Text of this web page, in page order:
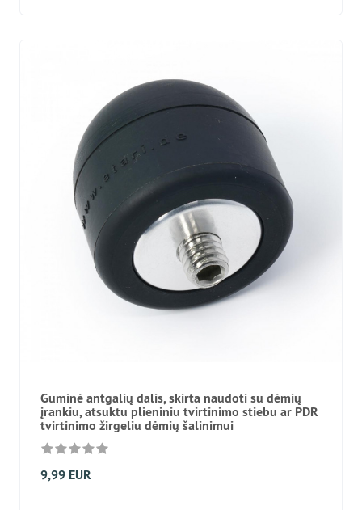
Guminė antgalių dalis, skirta naudoti su dėmių
įrankiu, atsuktu plieniniu tvirtinimo stiebu ar PDR
tvirtinimo žirgeliu dėmių šalinimui
9,99 EUR